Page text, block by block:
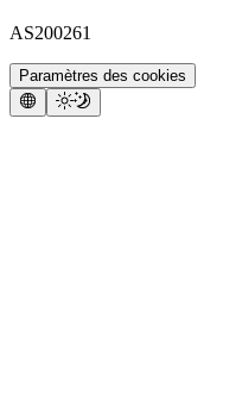
AS200261
Paramètres des cookies